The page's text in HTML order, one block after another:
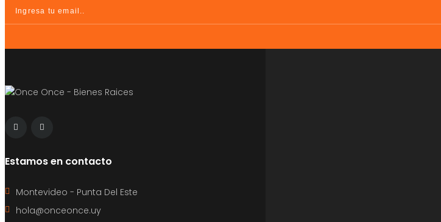
Estamos en contacto
Montevideo - Punta Del Este
hola@onceonce.uy